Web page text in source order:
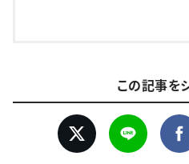
この記事を